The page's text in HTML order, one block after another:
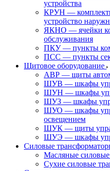
устройства
КРУН —
устройство
ЯКНО — ячейки
обслуживания
ПКУ — пункты
ПСС — пункты
Щитовое оборудование
АВР — щиты
ШУВ — шкафы
ШУН — шкафы
ШУЗ — шкафы
ШУО — шкафы
освещением
ШУК — щиты
ШУЭ — шкафы
Силовые
Масляные
Сухие силовые